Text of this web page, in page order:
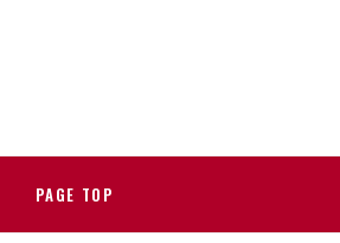
PAGE TOP